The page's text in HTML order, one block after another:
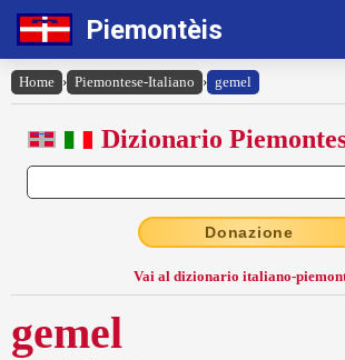
Piemontèis
Home › Piemontese-Italiano › gemel
Dizionario
Donazione
Vai al dizionario italiano-
gemel